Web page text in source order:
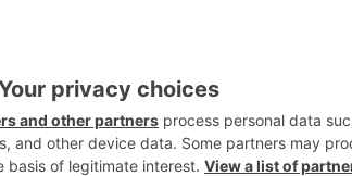
parcela que no es de
se ha requerido a sus
añadir que si es
se hará, para evitar este
5